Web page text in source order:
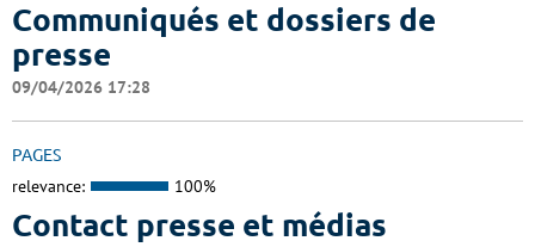
Communiqués et dossiers de
presse
09/04/2026 17:28
PAGES
relevance: 100%
Contact presse et médias